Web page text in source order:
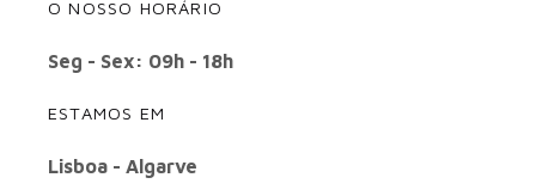
O NOSSO HORÁRIO
Seg - Sex: 09h - 18h
ESTAMOS EM
Lisboa - Algarve